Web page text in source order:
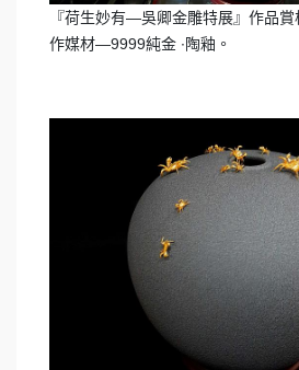
『荷生妙有—吳卿金雕特展』作品
作媒材—9999純金 ∙陶釉。